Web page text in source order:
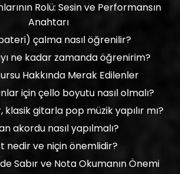
Rolü: Sesin ve Performansın
Anahtarı
çalma nasıl öğrenilir?
ne kadar zamanda öğrenirim?
Hakkında Merak Edilenler
için çello boyutu nasıl olmalı?
gitarla pop müzik yapılır mı?
akordu nasıl yapılmalı?
nedir ve niçin önemlidir?
Sabır ve Nota Okumanın Önemi